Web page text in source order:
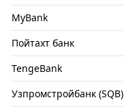
MyBank
Пойтахт банк
TengeBank
Узпромстройбанк (SQB)